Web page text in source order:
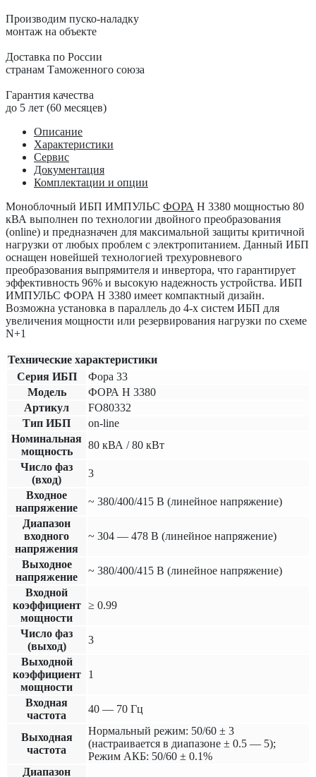
Производим пуско-наладку
монтаж на объекте
Доставка по России
странам Таможенного союза
Гарантия качества
до 5 лет (60 месяцев)
Описание
Характеристики
Сервис
Документация
Комплектации и опции
Моноблочный ИБП ИМПУЛЬС ФОРА Н 3380 мощностью 80
кВА выполнен по технологии двойного преобразования
(online) и предназначен для максимальной защиты критичной
нагрузки от любых проблем с электропитанием. Данный ИБП
оснащен новейшей технологией трехуровневого
преобразования выпрямителя и инвертора, что гарантирует
эффективность 96% и высокую надежность устройства. ИБП
ИМПУЛЬС ФОРА Н 3380 имеет компактный дизайн.
Возможна установка в параллель до 4-х систем ИБП для
увеличения мощности или резервирования нагрузки по схеме
N+1
Технические характеристики
Серия ИБП
Фора 33
Модель
ФОРА Н 3380
Артикул
FO80332
Тип ИБП
on-line
Номинальная
мощность
80 кВА / 80 кВт
Число фаз
(вход)
3
Входное
напряжение
~ 380/400/415 В (линейное напряжение)
Диапазон
входного
напряжения
~ 304 — 478 В (линейное напряжение)
Выходное
напряжение
~ 380/400/415 В (линейное напряжение)
Входной
коэффициент
мощности
≥ 0.99
Число фаз
(выход)
3
Выходной
коэффициент
мощности
1
Входная
частота
40 — 70 Гц
Выходная
частота
Нормальный режим: 50/60 ± 3
(настраивается в диапазоне ± 0.5 — 5);
Режим АКБ: 50/60 ± 0.1%
Диапазон